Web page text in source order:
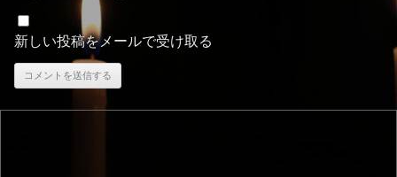
新しい投稿をメールで受け取る